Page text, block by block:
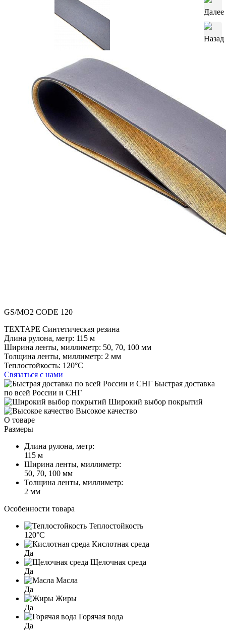
GS/MO2 CODE 120
TEXTAPE Синтетическая резина
Длина рулона, метр: 115 м
Ширина ленты, миллиметр: 50, 70, 100 мм
Толщина ленты, миллиметр: 2 мм
Теплостойкость: 120°C
Связаться с нами
Быстрая доставка
по всей России и СНГ
Широкий выбор покрытий
Высокое качество
О товаре
Размеры
Длина рулона, метр:
115 м
Ширина ленты, миллиметр:
50, 70, 100 мм
Толщина ленты, миллиметр:
2 мм
Особенности товара
Теплостойкость
120°C
Кислотная среда
Да
Щелочная среда
Да
Масла
Да
Жиры
Да
Горячая вода
Да